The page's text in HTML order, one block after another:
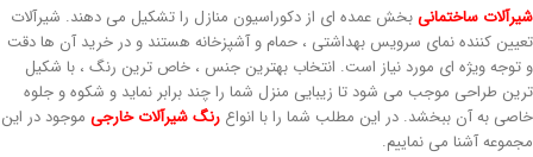
ساختمانیبخش عمده ای از دکوراسیون منازل را تشکیل می دهند. شیرآلات
کننده نمای سرویس بهداشتی ، حمام و آشپزخانه هستند و در خرید آن ها دقت
ویژه ای مورد نیاز است. انتخاب بهترین جنس ، خاص ترین رنگ ، با شکیل
طراحی موجب می شود تا زیبایی منزل شما را چند برابر نماید و شکوه و جلوه
به آن ببخشد. در این مطلب شما را با انواعرنگ شیرآلات خارجیموجود در این
آشنا می نماییم.